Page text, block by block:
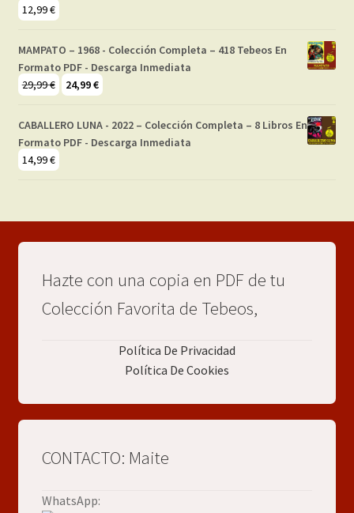
12,99€
MAMPATO – 1968 - Colección Completa – 418 Tebeos En
Formato PDF - Descarga Inmediata
29,99€
El
original
era:
24,99€
actual
24,99 €.
CABALLERO LUNA - 2022 – Colección Completa – 8 Libros En
Formato PDF - Descarga Inmediata
14,99€
Hazte con una copia en PDF de tu
Colección Favorita de Tebeos,
Política De Privacidad
Política De Cookies
CONTACTO: Maite
WhatsApp: